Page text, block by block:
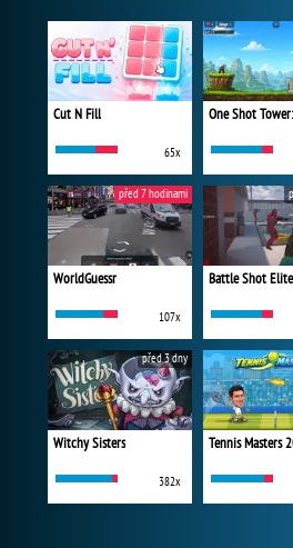
Cut N Fill
65x
WorldGuessr
107x
před 7 hodinami
Battle Shot Elite
Witchy Sisters
382x
před 3 dny
Tennis Masters